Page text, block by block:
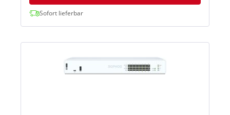
Sofort lieferbar